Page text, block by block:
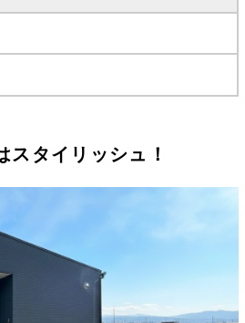
スタイリッシュ！